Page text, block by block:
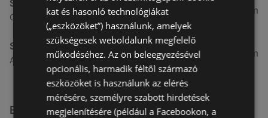
Spar
Csarnok utca 10., 9400 Sopron
4,91 km
Spar
Arany jános utca 16., 9400 Sopron
5,31 km
Egyéb Szupermarketek üzletek a közelben
kat és hasonló technológiákat
(„eszközöket”) használunk, amelyek
szükségesek weboldalunk megfelelő
működéséhez. Az ön beleegyezésével
opcionális, harmadik féltől származó
eszközöket is használunk az elérés
mérésére, személyre szabott hirdetések
megjelenítésére (például a Facebookon, a